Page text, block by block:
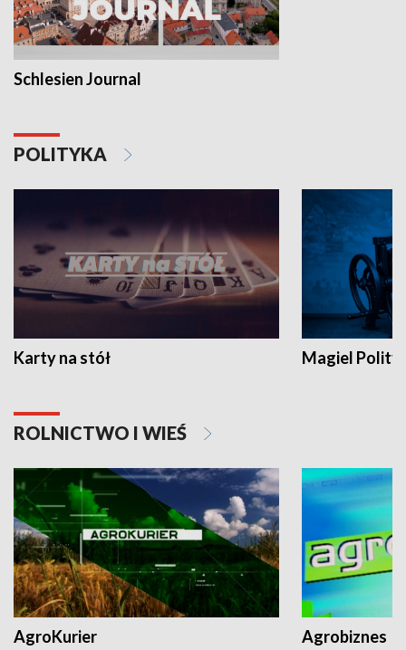
Schlesien Journal
POLITYKA
Karty na stół Magiel
ROLNICTWO I WIEŚ
AgroKurier Agrobiznes